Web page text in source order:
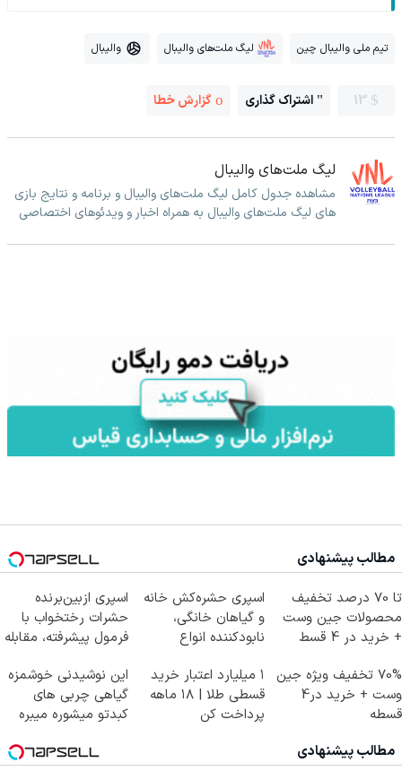
تیم ملی والیبال چین لیگ ملت‌های والیبال والیبال
13 اشتراک گذاری گزارش خطا
لیگ ملت‌های والیبال
مشاهده جدول کامل لیگ ملت‌های والیبال و برنامه و نتایج بازی
های لیگ ملت‌های والیبال به همراه اخبار و ویدئوهای اختصاصی
مطالب پیشنهادی
تا 70 درصد تخفیف
محصولات جین وست
+ خرید در 4 قسط
اسپری حشره‌کش خانه
و گیاهان خانگی،
نابودکننده انواع
اسپری ازبین‌برنده
حشرات رختخواب با
فرمول پیشرفته، مقابله
70% تخفیف ویژه جین
وست + خرید در4
قسطه
۱ میلیارد اعتبار خرید
قسطی طلا | ۱۸ ماهه
پرداخت کن
این نوشیدنی خوشمزه
گیاهی چربی های
کبدتو میشوره میبره
مطالب پیشنهادی